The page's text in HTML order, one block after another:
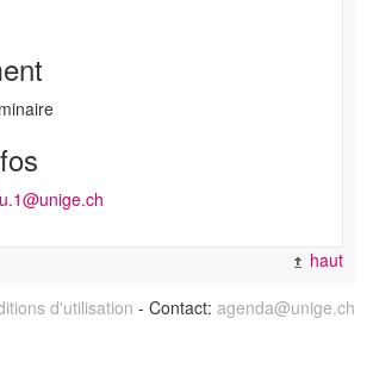
haut
d'utilisation - Contact: agenda@unige.ch